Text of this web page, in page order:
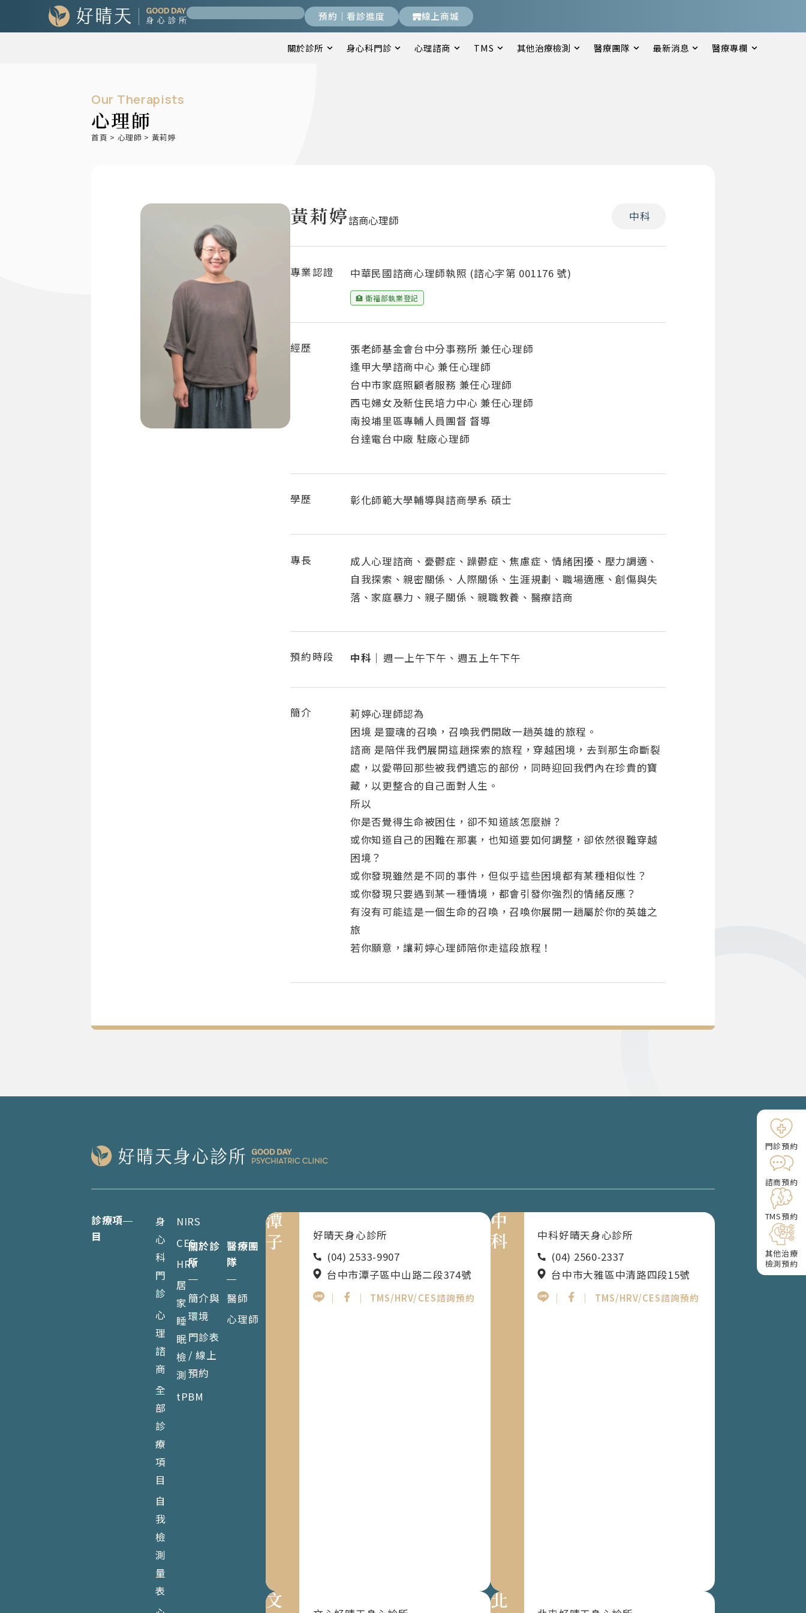
預約｜看診進度 線上商城
關於診所 身心科門診 心理諮商 TMS 其他治療檢測 醫療團隊 最新消息 醫療專欄
Our Therapists
心理師
首頁 > 心理師 > 黃莉婷
黃莉婷諮商心理師 中科
專業認證 中華民國諮商心理師執照 (諮心字第 001176 號)
🏥 衛福部執業登記
經歷
張老師基金會台中分事務所 兼任心理師
逢甲大學諮商中心 兼任心理師
台中市家庭照顧者服務 兼任心理師
西屯婦女及新住民培力中心 兼任心理師
南投埔里區專輔人員團督 督導
台達電台中廠 駐廠心理師
學歷 彰化師範大學輔導與諮商學系 碩士
專長
成人心理諮商、憂鬱症、躁鬱症、焦慮症、情緒困擾、壓力調適、
自我探索、親密關係、人際關係、生涯規劃、職場適應、創傷與失
落、家庭暴力、親子關係、親職教養、醫療諮商
預約時段 中科｜ 週一上午下午、週五上午下午
簡介
莉婷心理師認為
困境 是靈魂的召喚，召喚我們開啟一趟英雄的旅程。
諮商 是陪伴我們展開這趟探索的旅程，穿越困境，去到那生命斷裂
處，以愛帶回那些被我們遺忘的部份，同時迎回我們內在珍貴的寶
藏，以更整合的自己面對人生。
所以
你是否覺得生命被困住，卻不知道該怎麼辦？
或你知道自己的困難在那裏，也知道要如何調整，卻依然很難穿越
困境？
或你發現雖然是不同的事件，但似乎這些困境都有某種相似性？
或你發現只要遇到某一種情境，都會引發你強烈的情緒反應？
有沒有可能這是一個生命的召喚，召喚你展開一趟屬於你的英雄之
旅
若你願意，讓莉婷心理師陪你走這段旅程！
診療項
目
身
心
科
門
診
心
理
諮
商
全
部
診
療
項
目
自
我
檢
測
量
表
NIRS
CES
HRV
居
家
睡
眠
檢
測
tPBM
關於診
所
簡介與
環境
門診表
/ 線上
預約
醫療團
隊
醫師
心理師
潭子
好晴天身心診所
(04) 2533-9907
台中市潭子區中山路二段374號
｜
｜ TMS/HRV/CES諮詢預約
中科
中科好晴天身心診所
(04) 2560-2337
台中市大雅區中清路四段15號
｜
｜ TMS/HRV/CES諮詢預約
門診預約
諮商預約
TMS預約
其他治療
檢測預約